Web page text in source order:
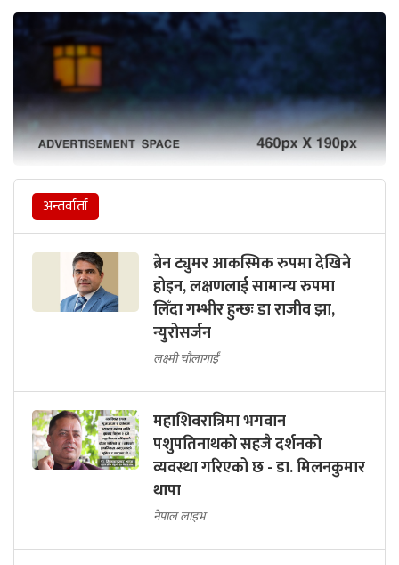
अन्तर्वार्ता
ब्रेन ट्युमर आकस्मिक रुपमा देखिने
होइन, लक्षणलाई सामान्य रुपमा
लिँदा गम्भीर हुन्छः डा राजीव झा,
न्युरोसर्जन
लक्ष्मी चौलागाईं
महाशिवरात्रिमा भगवान
पशुपतिनाथको सहजै दर्शनको
व्यवस्था गरिएको छ - डा. मिलनकुमार
थापा
नेपाल लाइभ